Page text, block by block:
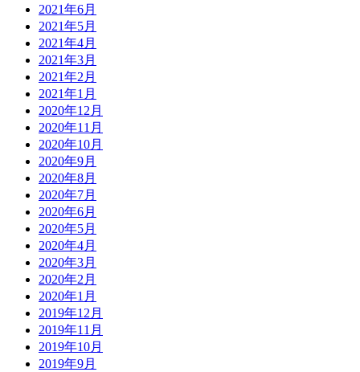
2021年6月
2021年5月
2021年4月
2021年3月
2021年2月
2021年1月
2020年12月
2020年11月
2020年10月
2020年9月
2020年8月
2020年7月
2020年6月
2020年5月
2020年4月
2020年3月
2020年2月
2020年1月
2019年12月
2019年11月
2019年10月
2019年9月